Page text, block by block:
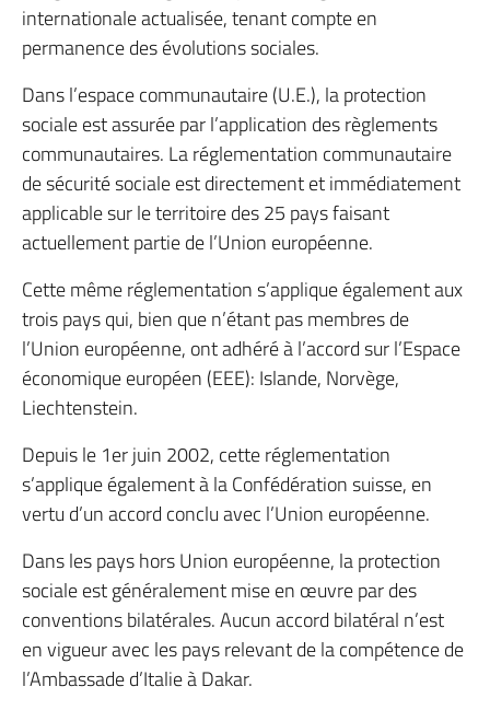
internationale actualisée, tenant compte en
permanence des évolutions sociales.
Dans l’espace communautaire (U.E.), la protection
sociale est assurée par l’application des règlements
communautaires. La réglementation communautaire
de sécurité sociale est directement et immédiatement
applicable sur le territoire des 25 pays faisant
actuellement partie de l’Union européenne.
Cette même réglementation s’applique également aux
trois pays qui, bien que n’étant pas membres de
l’Union européenne, ont adhéré à l’accord sur l’Espace
économique européen (EEE): Islande, Norvège,
Liechtenstein.
Depuis le 1er juin 2002, cette réglementation
s’applique également à la Confédération suisse, en
vertu d’un accord conclu avec l’Union européenne.
Dans les pays hors Union européenne, la protection
sociale est généralement mise en œuvre par des
conventions bilatérales. Aucun accord bilatéral n’est
en vigueur avec les pays relevant de la compétence de
l’Ambassade d’Italie à Dakar.